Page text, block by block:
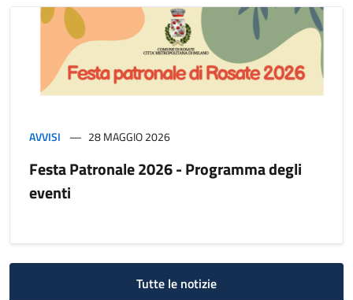
AVVISI 28 MAGGIO 2026
Festa Patronale 2026 - Programma degli
eventi
Tutte le notizie